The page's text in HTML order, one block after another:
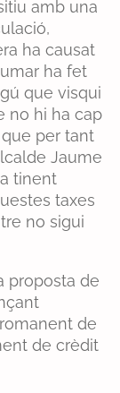
amb una
ha causat
ha fet
que visqui
no hi ha cap
per tant
Jaume
tinent
taxes
no sigui
proposta de
de
de crèdit